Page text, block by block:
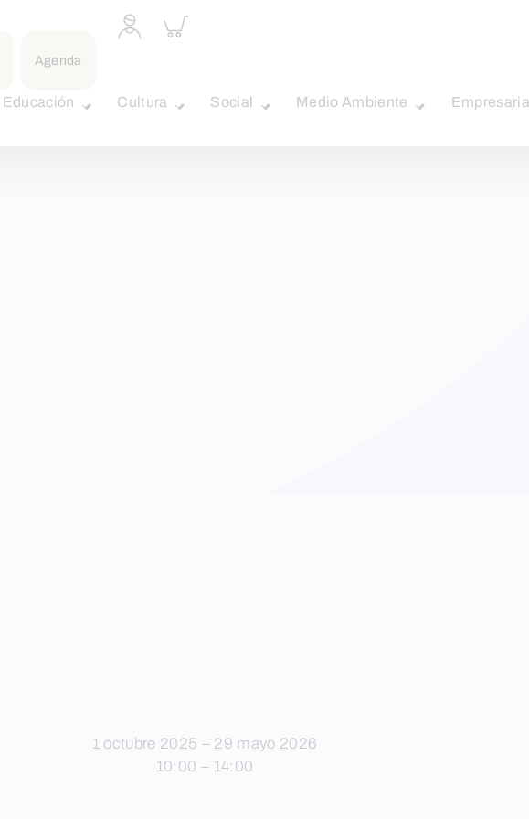
Agenda
Acceder
a
Inspeccionar
carrito
Educación Cultura Social Medio Ambiente Empresarial
1 octubre 2025 – 29 mayo 2026
10:00 – 14:00